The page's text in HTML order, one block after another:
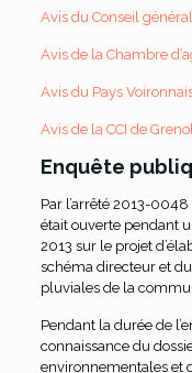
Avis du Conseil général
Avis de la Chambre
Avis du Pays
Avis de la CCI de
Enquête
Par l’arrêté 2013-
était ouverte pendant
2013 sur le projet
schéma directeur et
pluviales de la
Pendant la durée de
connaissance du
environnementales et